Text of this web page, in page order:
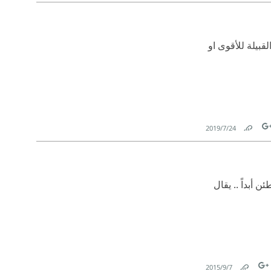
Link
للأقوى او
Link
24‏/7‏/2019
أبداً .. يقال
7‏/9‏/2015